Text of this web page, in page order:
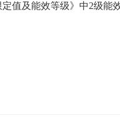
定值及能效等级》中2级能